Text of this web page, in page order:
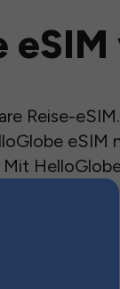
Reise-